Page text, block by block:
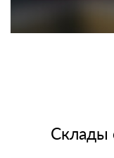
Склады